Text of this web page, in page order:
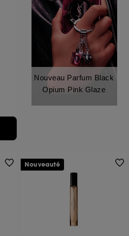
Nouveau Parfum Black
Opium Pink Glaze
Nouveauté